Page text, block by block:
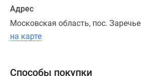
просторными
помещениями.
всех
предусмотрена
Адрес
Московская область, пос. Заречье
на карте
Способы покупки